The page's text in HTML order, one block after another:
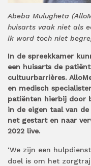
Abeba Mulugheta
huisarts vaak niet als
ik word toch niet
In de spreekkamer
een huisarts de
cultuurbarrières.
en medisch
patiënten hierbij door
in de eigen taal van
net gestart en naar
2022 live.
‘We zijn een
doel is om het